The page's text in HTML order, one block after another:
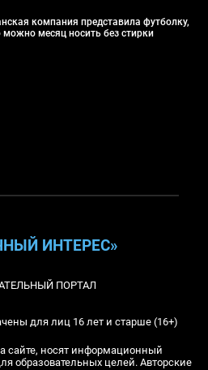
компания представила футболку,
месяц носить без стирки
ИНТЕРЕС»
ПОРТАЛ
для лиц 16 лет и старше (16+)
сайте, носят информационный
образовательных целей. Авторские